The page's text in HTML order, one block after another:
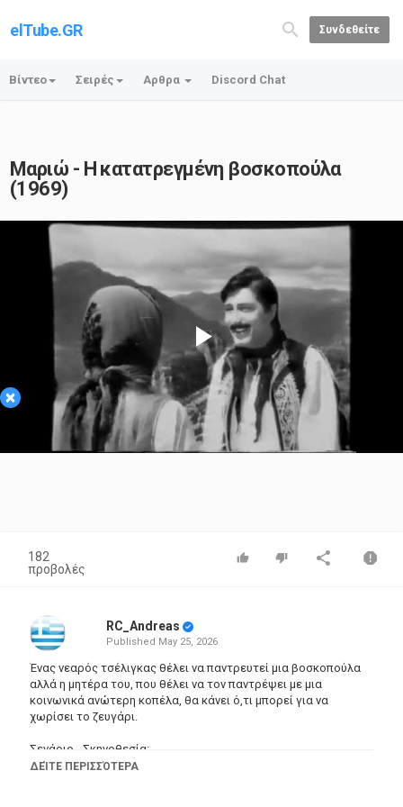
elTube.GR Συνδεθείτε
Βίντεο Σειρές Αρθρα Discord Chat
Μαριώ - Η κατατρεγμένη βοσκοπούλα
(1969)
×
Play
Video
182
προβολές
RC_Andreas
Published May 25, 2026
Ένας νεαρός τσέλιγκας θέλει να παντρευτεί μια βοσκοπούλα
αλλά η μητέρα του, που θέλει να τον παντρέψει με μια
κοινωνικά ανώτερη κοπέλα, θα κάνει ό,τι μπορεί για να
χωρίσει το ζευγάρι.
Σενάριο - Σκηνοθεσία:
Παναγιώτης Κωνσταντίνου
ΔΕΊΤΕ ΠΕΡΙΣΣΌΤΕΡΑ